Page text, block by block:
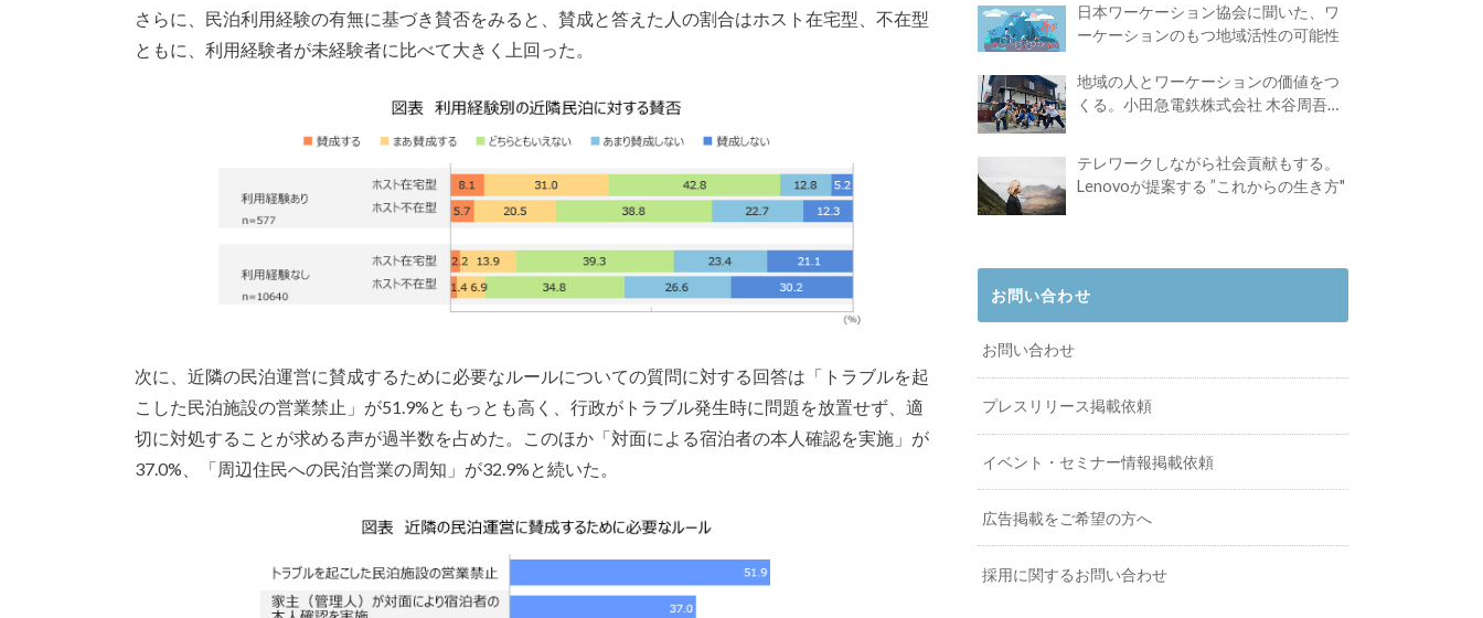
さらに、民泊利用経験の有無に基づき賛否をみると、賛成と答えた人の割合はホスト在宅型、不在型
ともに、利用経験者が未経験者に比べて大きく上回った。
次に、近隣の民泊運営に賛成するために必要なルールについての質問に対する回答は「トラブルを起
こした民泊施設の営業禁止」が51.9%ともっとも高く、行政がトラブル発生時に問題を放置せず、適
切に対処することが求める声が過半数を占めた。このほか「対面による宿泊者の本人確認を実施」が
37.0%、「周辺住民への民泊営業の周知」が32.9%と続いた。
日本ワーケーション協会に聞いた、ワ
ーケーションのもつ地域活性の可能性
地域の人とワーケーションの価値をつ
くる。小田急電鉄株式会社 木谷周吾さ
テレワークしながら社会貢献もする。
Lenovoが提案する ”これからの生き方"
お問い合わせ
お問い合わせ
プレスリリース掲載依頼
イベント・セミナー情報掲載依頼
広告掲載をご希望の方へ
採用に関するお問い合わせ